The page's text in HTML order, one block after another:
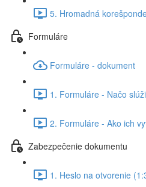
5. Hromadná
Formuláre
Formuláre - dokument
1. Formuláre - Načo
2. Formuláre - Ako ich
Zabezpečenie dokumentu
1. Heslo na otvorenie